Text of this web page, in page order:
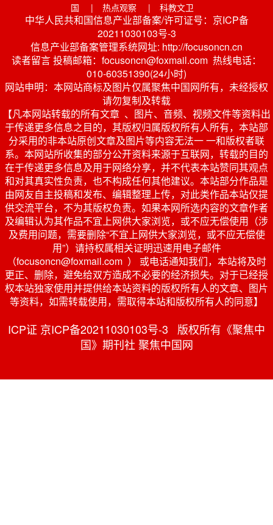
国
| 热点观察 | 科教文卫
中华人民共和国信息产业部备案/许可证号：京ICP备
20211030103号-3
信息产业部备案管理系统网址: http://focusoncn.cn
读者留言 投稿邮箱：focusoncn@foxmail.com 热线电话：
010-60351390(24小时)
网站申明：本网站商标及图片仅属聚焦中国网所有，未经授权
请勿复制及转载
【凡本网站转载的所有文章 、图片、音频、视频文件等资料出
于传递更多信息之目的，其版权归属版权所有人所有，本站部
分采用的非本站原创文章及图片等内容无法一 一和版权者联
系。本网站所收集的部分公开资料来源于互联网，转载的目的
在于传递更多信息及用于网络分享，并不代表本站赞同其观点
和对其真实性负责，也不构成任何其他建议。本站部分作品是
由网友自主投稿和发布、编辑整理上传，对此类作品本站仅提
供交流平台，不为其版权负责。如果本网所选内容的文章作者
及编辑认为其作品不宜上网供大家浏览，或不应无偿使用（涉
及费用问题，需要删除“不宜上网供大家浏览，或不应无偿使
用”）请持权属相关证明迅速用电子邮件
（focusoncn@foxmail.com ） 或电话通知我们，本站将及时
更正、删除，避免给双方造成不必要的经济损失。对于已经授
权本站独家使用并提供给本站资料的版权所有人的文章、图片
等资料，如需转载使用，需取得本站和版权所有人的同意】
ICP证 京ICP备20211030103号-3 版权所有《聚焦中
国》期刊社 聚焦中国网